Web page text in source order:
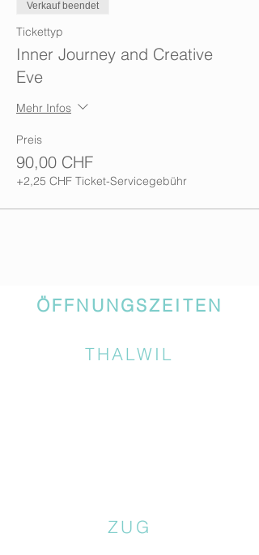
Verkauf beendet
Tickettyp
Inner Journey and Creative
Eve
Mehr Infos
Preis
90,00 CHF
+2,25 CHF Ticket-Servicegebühr
ÖFFNUNGSZEITEN
THALWIL
ZUG